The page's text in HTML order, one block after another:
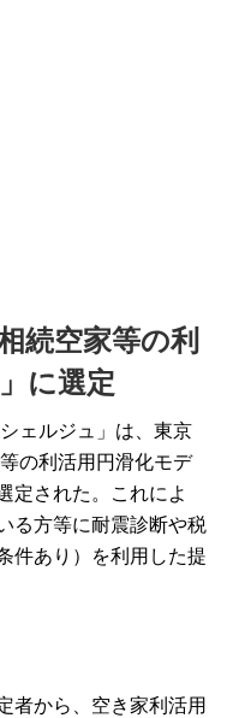
続空家等の利
に選定
ェルジュ」は、東京
の利活用円滑化モデ
定された。これによ
る方等に耐震診断や税
件あり）を利用した提
者から、空き家利活用